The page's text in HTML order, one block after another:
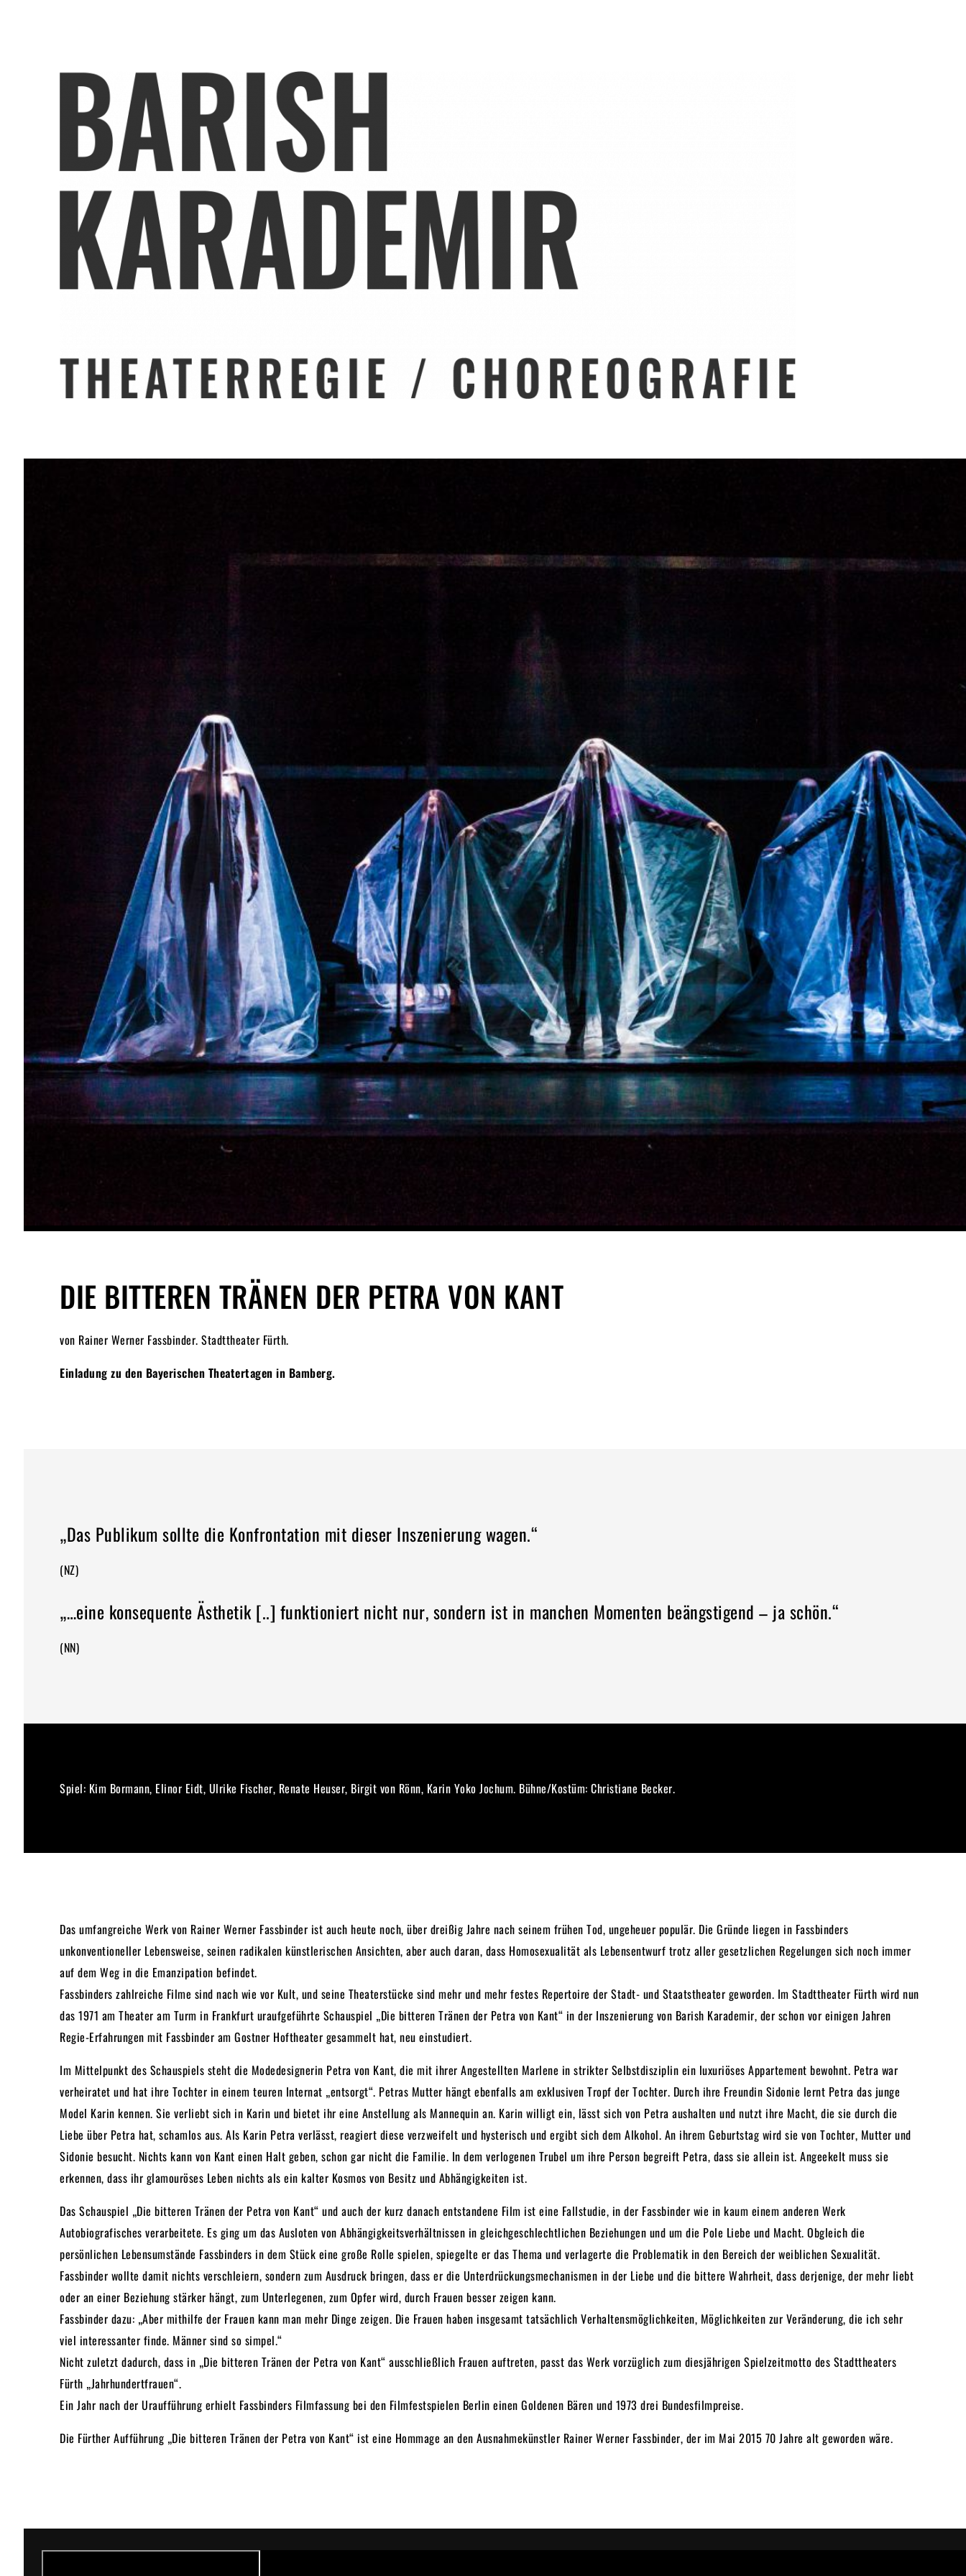
DIE BITTEREN TRÄNEN DER PETRA VON KANT
von Rainer Werner Fassbinder. Stadttheater Fürth.
Einladung zu den Bayerischen Theatertagen in Bamberg.
„Das Publikum sollte die Konfrontation mit dieser Inszenierung wagen.“
(NZ)
„…eine konsequente Ästhetik [..] funktioniert nicht nur, sondern ist in manchen Momenten beängstigend – ja schön.“
(NN)
Spiel: Kim Bormann, Elinor Eidt, Ulrike Fischer, Renate Heuser, Birgit von Rönn, Karin Yoko Jochum. Bühne/Kostüm: Christiane Becker.
Das umfangreiche Werk von Rainer Werner Fassbinder ist auch heute noch, über dreißig Jahre nach seinem frühen Tod, ungeheuer populär. Die Gründe liegen in Fassbinders
unkonventioneller Lebensweise, seinen radikalen künstlerischen Ansichten, aber auch daran, dass Homosexualität als Lebensentwurf trotz aller gesetzlichen Regelungen sich noch immer
auf dem Weg in die Emanzipation befindet.
Fassbinders zahlreiche Filme sind nach wie vor Kult, und seine Theaterstücke sind mehr und mehr festes Repertoire der Stadt- und Staatstheater geworden. Im Stadttheater Fürth wird nun
das 1971 am Theater am Turm in Frankfurt uraufgeführte Schauspiel „Die bitteren Tränen der Petra von Kant“ in der Inszenierung von Barish Karademir, der schon vor einigen Jahren
Regie-Erfahrungen mit Fassbinder am Gostner Hoftheater gesammelt hat, neu einstudiert.
Im Mittelpunkt des Schauspiels steht die Modedesignerin Petra von Kant, die mit ihrer Angestellten Marlene in strikter Selbstdisziplin ein luxuriöses Appartement bewohnt. Petra war
verheiratet und hat ihre Tochter in einem teuren Internat „entsorgt“. Petras Mutter hängt ebenfalls am exklusiven Tropf der Tochter. Durch ihre Freundin Sidonie lernt Petra das junge
Model Karin kennen. Sie verliebt sich in Karin und bietet ihr eine Anstellung als Mannequin an. Karin willigt ein, lässt sich von Petra aushalten und nutzt ihre Macht, die sie durch die
Liebe über Petra hat, schamlos aus. Als Karin Petra verlässt, reagiert diese verzweifelt und hysterisch und ergibt sich dem Alkohol. An ihrem Geburtstag wird sie von Tochter, Mutter und
Sidonie besucht. Nichts kann von Kant einen Halt geben, schon gar nicht die Familie. In dem verlogenen Trubel um ihre Person begreift Petra, dass sie allein ist. Angeekelt muss sie
erkennen, dass ihr glamouröses Leben nichts als ein kalter Kosmos von Besitz und Abhängigkeiten ist.
Das Schauspiel „Die bitteren Tränen der Petra von Kant“ und auch der kurz danach entstandene Film ist eine Fallstudie, in der Fassbinder wie in kaum einem anderen Werk
Autobiografisches verarbeitete. Es ging um das Ausloten von Abhängigkeitsverhältnissen in gleichgeschlechtlichen Beziehungen und um die Pole Liebe und Macht. Obgleich die
persönlichen Lebensumstände Fassbinders in dem Stück eine große Rolle spielen, spiegelte er das Thema und verlagerte die Problematik in den Bereich der weiblichen Sexualität.
Fassbinder wollte damit nichts verschleiern, sondern zum Ausdruck bringen, dass er die Unterdrückungsmechanismen in der Liebe und die bittere Wahrheit, dass derjenige, der mehr liebt
oder an einer Beziehung stärker hängt, zum Unterlegenen, zum Opfer wird, durch Frauen besser zeigen kann.
Fassbinder dazu: „Aber mithilfe der Frauen kann man mehr Dinge zeigen. Die Frauen haben insgesamt tatsächlich Verhaltensmöglichkeiten, Möglichkeiten zur Veränderung, die ich sehr
viel interessanter finde. Männer sind so simpel.“
Nicht zuletzt dadurch, dass in „Die bitteren Tränen der Petra von Kant“ ausschließlich Frauen auftreten, passt das Werk vorzüglich zum diesjährigen Spielzeitmotto des Stadttheaters
Fürth „Jahrhundertfrauen“.
Ein Jahr nach der Uraufführung erhielt Fassbinders Filmfassung bei den Filmfestspielen Berlin einen Goldenen Bären und 1973 drei Bundesfilmpreise.
Die Fürther Aufführung „Die bitteren Tränen der Petra von Kant“ ist eine Hommage an den Ausnahmekünstler Rainer Werner Fassbinder, der im Mai 2015 70 Jahre alt geworden wäre.